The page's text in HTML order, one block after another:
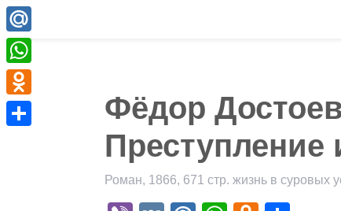
Фёдор
Преступление
Роман, 1866, 671 стр. жизнь в суровых
VK
Mail.Ru
WhatsApp
Odnoklassniki